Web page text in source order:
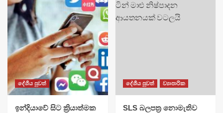
දේශීය පුවත්
​ඉන්දියාවේ සිට ක්‍රියාත්මක
දේශීය පුවත් ව්‍යාපාරික
SLS බලපත්‍ර නොමැතිව